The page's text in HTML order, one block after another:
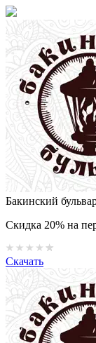
Бакинский
Скидка 20% на
Скачать